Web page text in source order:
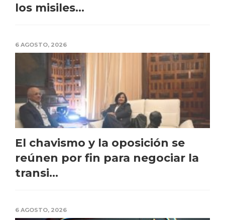
los misiles...
6 AGOSTO, 2026
El chavismo y la oposición se
reúnen por fin para negociar la
transi...
6 AGOSTO, 2026